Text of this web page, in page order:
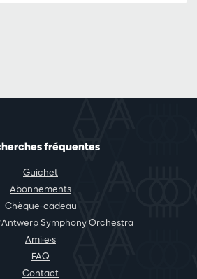
fréquentes
Guichet
Abonnements
Chèque-cadeau
Symphony Orchestra
Ami·e·s
FAQ
Contact